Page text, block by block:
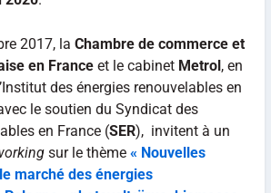
2017, la Chambre de commerce et
en Franceet le cabinet Metrol , en
des énergies renouvelables en
le soutien du Syndicat des
en France (SER), invitent à un
sur le thème « Nouvelles
marché des énergies